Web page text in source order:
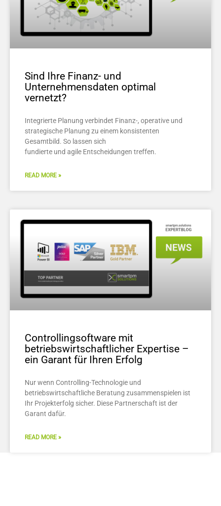
Sind Ihre Finanz- und
Unternehmensdaten optimal
vernetzt?
Integrierte Planung verbindet Finanz-, operative und
strategische Planung zu einem konsistenten
Gesamtbild. So lassen sich
fundierte und agile Entscheidungen treffen.
READ MORE »
Controllingsoftware mit
betriebswirtschaftlicher Expertise –
ein Garant für Ihren Erfolg
Nur wenn Controlling-Technologie und
betriebswirtschaftliche Beratung zusammenspielen ist
Ihr Projekterfolg sicher. Diese Partnerschaft ist der
Garant dafür.
READ MORE »